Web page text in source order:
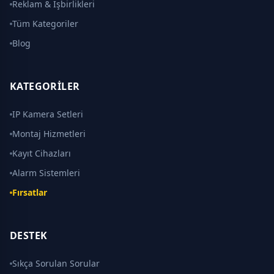
Reklam & İşbirlikleri
Tüm Kategoriler
Blog
KATEGORILER
IP Kamera Setleri
Montaj Hizmetleri
Kayıt Cihazları
Alarm Sistemleri
Fırsatlar
DESTEK
Sıkça Sorulan Sorular